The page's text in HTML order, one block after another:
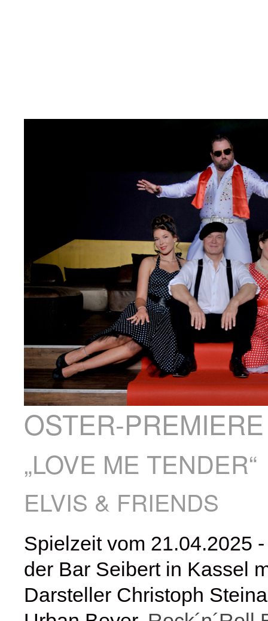
OSTER-PREMIERE
„LOVE ME TENDER“
ELVIS & FRIENDS
Spielzeit vom 21.04.2025
der Bar Seibert in Kassel
Darsteller Christoph